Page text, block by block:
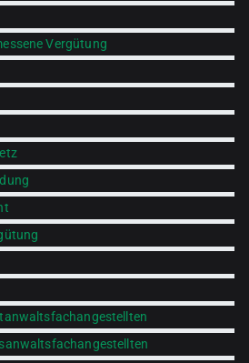
Vergütung